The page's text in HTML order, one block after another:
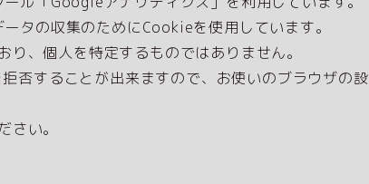
タの収集のためにCookieを使用しています。
、個人を特定するものではありません。
否することが出来ますので、お使いのブラウザの設
さい。